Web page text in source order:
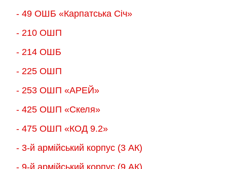
- 49 ОШБ «Карпатська Січ»
- 210 ОШП
- 214 ОШБ
- 225 ОШП
- 253 ОШП «АРЕЙ»
- 425 ОШП «Скеля»
- 475 ОШП «КОД 9.2»
- 3-й армійський корпус (3 АК)
- 9-й армійський корпус (9 АК)